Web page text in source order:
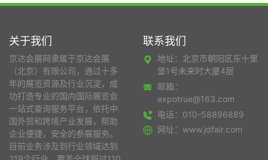
关于我们
京达会展网隶属于京达会展
（北京）有限公司，通过十多
年的展览资源及行业沉淀，成
功打造专业的国内国际展览会
一站式查询服务平台，依托中
国外贸和跨境产业发展，帮助
企业便捷，安全的参展服务。
目前业务涉及到行业领域达到
联系我们
地址：北京市朝阳区东十里
堡1号未来时大厦4层
邮箱：
expotrue@163.com
电话：010-58896889
网址：www.jdfair.com